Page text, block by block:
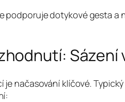
podporuje dotykové gesta
Sázení
je načasování klíčové.